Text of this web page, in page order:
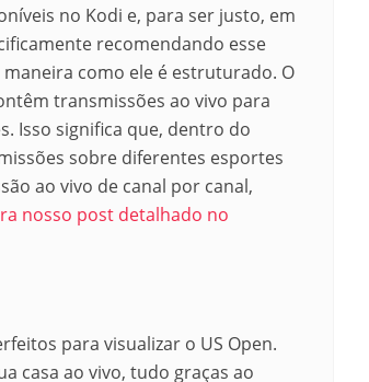
no Kodi e, para ser justo, em
recomendando esse
como ele é estruturado. O
transmissões ao vivo para
Isso significa que, dentro do
sobre diferentes esportes
ao vivo de canal por canal,
nosso post detalhado no
para visualizar o US Open.
casa ao vivo, tudo graças ao